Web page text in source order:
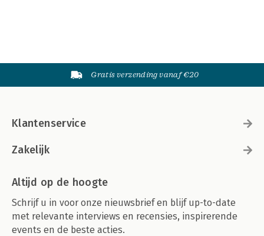
Gratis verzending vanaf €20
Klantenservice
Zakelijk
Altijd op de hoogte
Schrijf u in voor onze nieuwsbrief en blijf up-to-date
met relevante interviews en recensies, inspirerende
events en de beste acties.